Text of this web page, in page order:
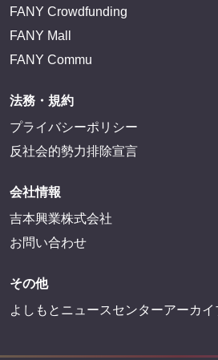
FANY Ticket
FANY Online Ticket
FANY Channel
FANY Mall
FANY Commu
プライバシーポリシー
反社会的勢力排除宣言
吉本興業株式会社
お問い合わせ